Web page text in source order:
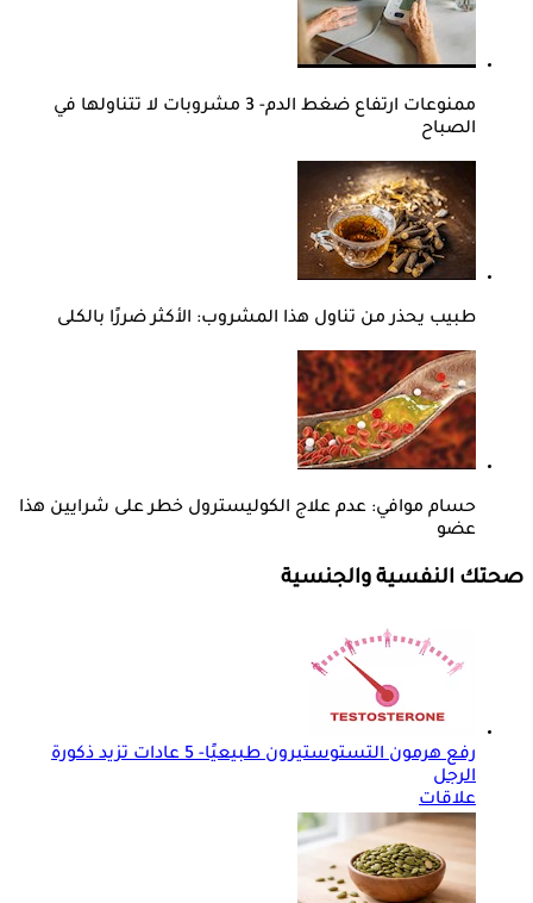
ممنوعات ارتفاع ضغط الدم- 3 مشروبات لا تتناولها في
الصباح
طبيب يحذر من تناول هذا المشروب: الأكثر ضررًا بالكلى
حسام موافي: عدم علاج الكوليسترول خطر على شرايين هذا
عضو
صحتك النفسية والجنسية
رفع هرمون التستوستيرون طبيعيًا- 5 عادات تزيد ذكورة
الرجل
علاقات